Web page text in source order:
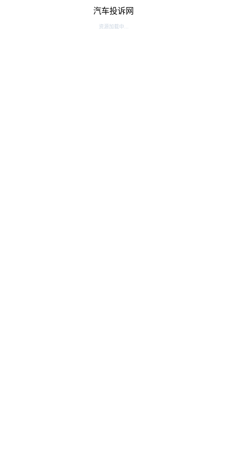
汽车投诉网
资源加载中...